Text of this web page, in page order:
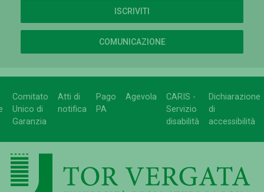
ISCRIVITI
COMUNICAZIONE
Comitato
Unico di
Garanzia
Atti di
notifica
Pago
PA
Agevola
CARIS -
Servizio
disabilità
Dichiarazione
di
accessibilità